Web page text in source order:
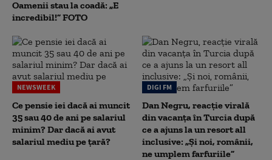
Oamenii stau la coadă: „E
incredibil!” FOTO
NEWSWEEK
Ce pensie iei dacă ai muncit
35 sau 40 de ani pe salariul
minim? Dar dacă ai avut
salariul mediu pe țară?
DIGI FM
Dan Negru, reacție virală
din vacanța în Turcia după
ce a ajuns la un resort all
inclusive: „Și noi, românii,
ne umplem farfuriile”